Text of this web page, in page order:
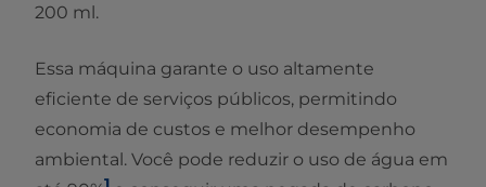
200 ml.
Essa máquina garante o uso altamente
eficiente de serviços públicos, permitindo
economia de custos e melhor desempenho
ambiental. Você pode reduzir o uso de água em